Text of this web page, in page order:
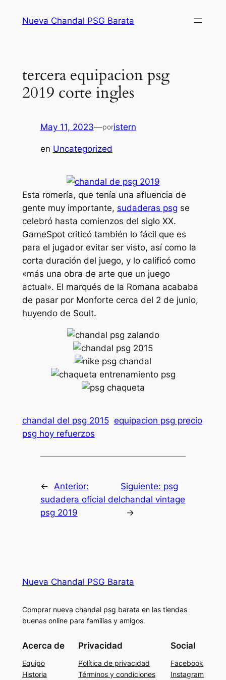
Nueva Chandal PSG Barata
tercera equipacion psg
2019 corte ingles
May 11, 2023—poristern
en Uncategorized
Esta romería, que tenía una afluencia de
gente muy importante, sudaderas psg se
celebró hasta comienzos del siglo XX.
GameSpot criticó también lo fácil que es
para el jugador evitar ser visto, así como la
corta duración del juego, y lo calificó como
«más una obra de arte que un juego
actual». El marqués de la Romana acababa
de pasar por Monforte cerca del 2 de junio,
huyendo de Soult.
chandal del psg 2015 equipacion psg precio
psg hoy refuerzos
←
Anterior:
sudadera oficial del
psg 2019
Siguiente: psg
chandal vintage
→
Nueva Chandal PSG Barata
Comprar nueva chandal psg barata en las tiendas
buenas online para familias y amigos.
Acerca de
Equipo
Historia
Privacidad
Política de privacidad
Términos y condiciones
Social
Facebook
Instagram